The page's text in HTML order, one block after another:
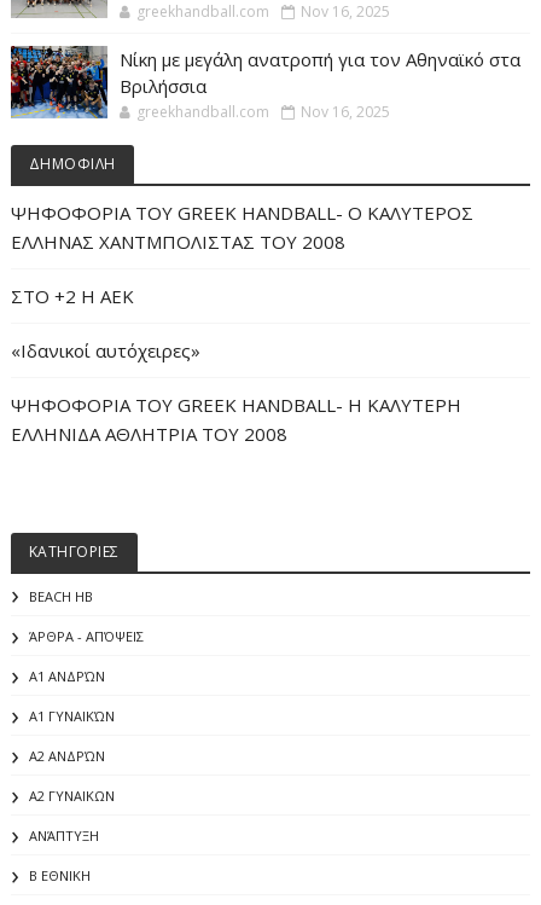
greekhandball.com Nov 16, 2025
Νίκη με μεγάλη ανατροπή για τον Αθηναϊκό στα
Βριλήσσια
greekhandball.com Nov 16, 2025
ΔΗΜΟΦΙΛΗ
ΨΗΦΟΦΟΡΙΑ ΤΟΥ GREEK HANDBALL- O ΚΑΛΥΤΕΡΟΣ
ΕΛΛΗΝΑΣ ΧΑΝΤΜΠΟΛΙΣΤΑΣ ΤΟΥ 2008
ΣΤΟ +2 Η ΑΕΚ
«Iδανικοί αυτόχειρες»
ΨΗΦΟΦΟΡΙΑ ΤΟΥ GREEK HANDBALL- H ΚΑΛΥΤΕΡΗ
ΕΛΛΗΝΙΔΑ ΑΘΛΗΤΡΙΑ ΤΟΥ 2008
ΚΑΤΗΓΟΡΙΕΣ
BEACH HB
ΆΡΘΡΑ - ΑΠΌΨΕΙΣ
Α1 ΑΝΔΡΏΝ
Α1 ΓΥΝΑΙΚΏΝ
Α2 ΑΝΔΡΏΝ
Α2 ΓΥΝΑΙΚΩΝ
ΑΝΆΠΤΥΞΗ
Β ΕΘΝΙΚΗ